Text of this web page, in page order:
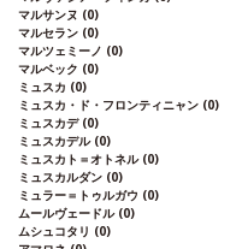
マルサンヌ (0)
マルセラン (0)
マルツェミーノ (0)
マルベック (0)
ミュスカ (0)
ミュスカ・ド・フロンティニャン (0)
ミュスカデ (0)
ミュスカデル (0)
ミュスカト＝オトネル (0)
ミュスカルダン (0)
ミュラー＝トゥルガウ (0)
ムールヴェードル (0)
ムシュコタリ (0)